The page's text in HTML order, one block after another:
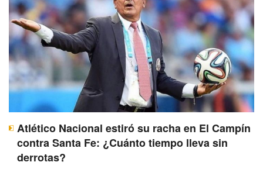
Atlético Nacional estiró su racha en El Campín
contra Santa Fe: ¿Cuánto tiempo lleva sin
derrotas?